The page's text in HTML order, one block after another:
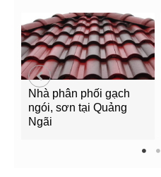
Nhà phân phối gạch
ngói, sơn tại Quảng
Ngãi
1 2